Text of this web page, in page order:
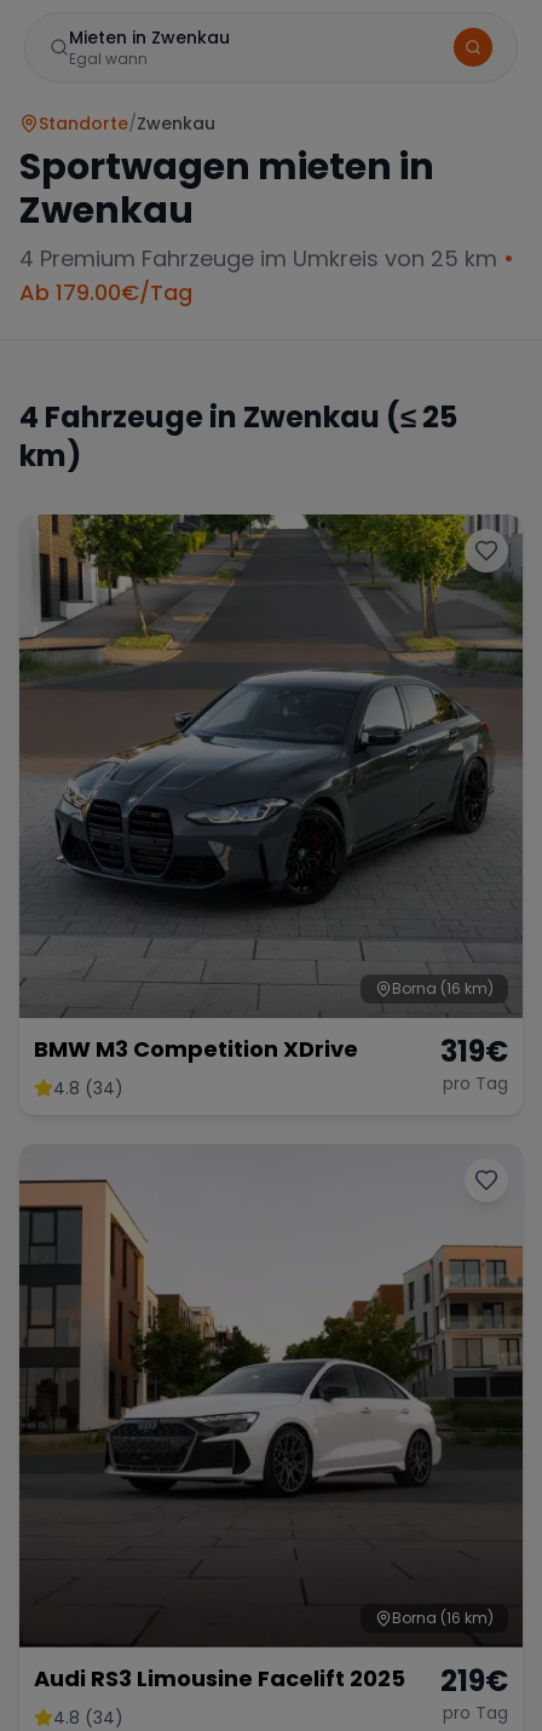
Mieten in Zwenkau
Egal wann
Porsche Lamborghini Ferrari
Ford Jaguar
Tesla Chevrolet Dodge
Bentley Rolls Royce Aston Martin
Bugatti Lotus Maserati
Range Rover
Wann
Zeitraum wählen
Standorte/Zwenkau
Sportwagen mieten in
Zwenkau
4 Premium Fahrzeuge im Umkreis von 25 km •
Ab 179.00€/Tag
4 Fahrzeuge in Zwenkau (≤ 25
km)
Borna (16 km)
BMW M3 Competition XDrive
4.8 (34)
319€
pro Tag
Borna (16 km)
Audi RS3 Limousine Facelift 2025
4.8 (34)
219€
pro Tag